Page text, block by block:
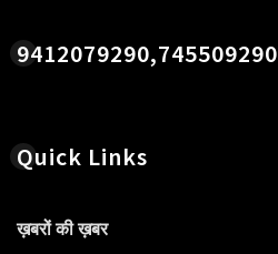
9412079290,745509290
Quick Links
ख़बरों की ख़बर